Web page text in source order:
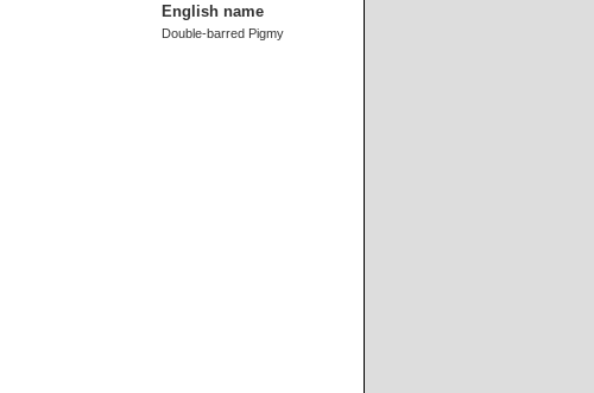
English name
Double-barred Pigmy